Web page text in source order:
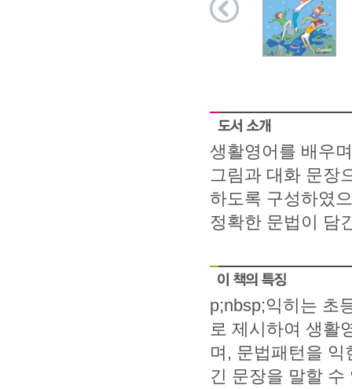
생활영어를 배우
그림과 대화 문장
하도록 구성하였
정확한 문법이 담
p;nbsp;익히는 초
로 제시하여 생활
며, 문법패턴을
긴 문장을 말할